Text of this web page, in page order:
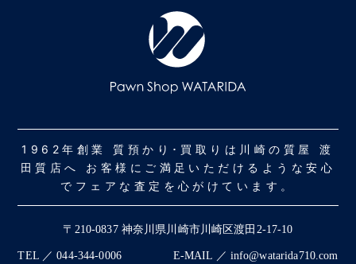
1962年創業 質預かり･買取りは川崎の質屋 渡
田質店へ お客様にご満足いただけるような安心
でフェアな査定を心がけています。
〒210-0837 神奈川県川崎市川崎区渡田2-17-10
TEL ／ 044-344-0006 E-MAIL ／ info@watarida710.com